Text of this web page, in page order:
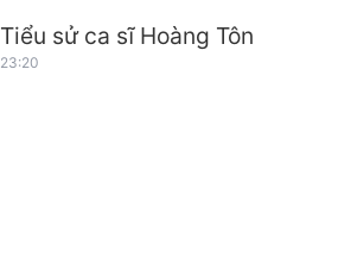
Tiểu sử ca sĩ Hoàng Tôn
23:20